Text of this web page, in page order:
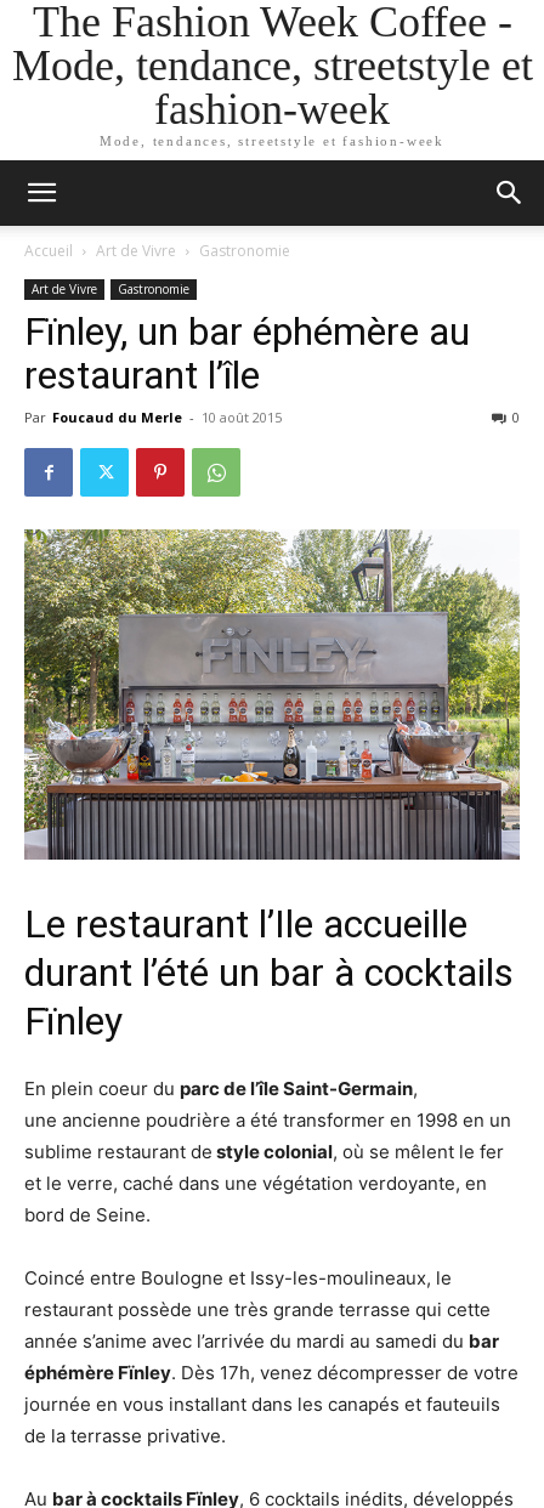
The Fashion Week Coffee -
Mode, tendance, streetstyle et
fashion-week
Mode, tendances, streetstyle et fashion-week
Accueil Art de Vivre Gastronomie
Art de Vivre Gastronomie
Fïnley, un bar éphémère au
restaurant l’île
Par Foucaud du Merle - 10 août 2015 0
Le restaurant l’Ile accueille
durant l’été un bar à cocktails
Fïnley
En plein coeur du parc de l’île Saint-Germain,
une ancienne poudrière a été transformer en 1998 en un
sublime restaurant de style colonial, où se mêlent le fer
et le verre, caché dans une végétation verdoyante, en
bord de Seine.
Coincé entre Boulogne et Issy-les-moulineaux, le
restaurant possède une très grande terrasse qui cette
année s’anime avec l’arrivée du mardi au samedi du bar
éphémère Fïnley. Dès 17h, venez décompresser de votre
journée en vous installant dans les canapés et fauteuils
de la terrasse privative.
Au bar à cocktails Fïnley, 6 cocktails inédits, développés